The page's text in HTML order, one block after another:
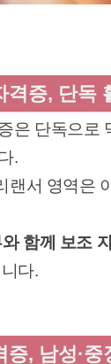
격증, 단독
은 단독으로
.
랜서 영역은
와 함께 보조
다.
증, 남성·중